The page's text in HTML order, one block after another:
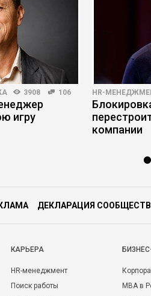
3908 106
игру
HR-
компании
ДЕКЛАРАЦИЯ
КАРЬЕРА
HR-менеджмент
Поиск работы
MBA в